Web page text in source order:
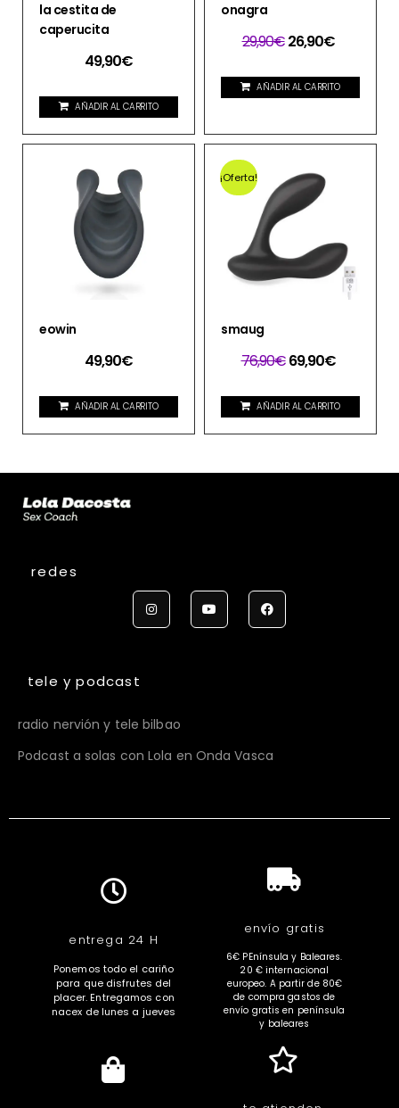
la cestita de
caperucita
49,90€
AÑADIR AL CARRITO
onagra
29,90€26,90€
AÑADIR AL CARRITO
eowin
49,90€
AÑADIR AL CARRITO
¡Oferta!
smaug
76,90€69,90€
AÑADIR AL CARRITO
redes
tele y podcast
radio nervión y tele bilbao
Podcast a solas con Lola en Onda Vasca
entrega 24 H
Ponemos todo el cariño
para que disfrutes del
placer. Entregamos con
nacex de lunes a jueves
envío gratis
6€ PEnínsula y Baleares.
20 € internacional
europeo. A partir de 80€
de compra gastos de
envío gratis en península
y baleares